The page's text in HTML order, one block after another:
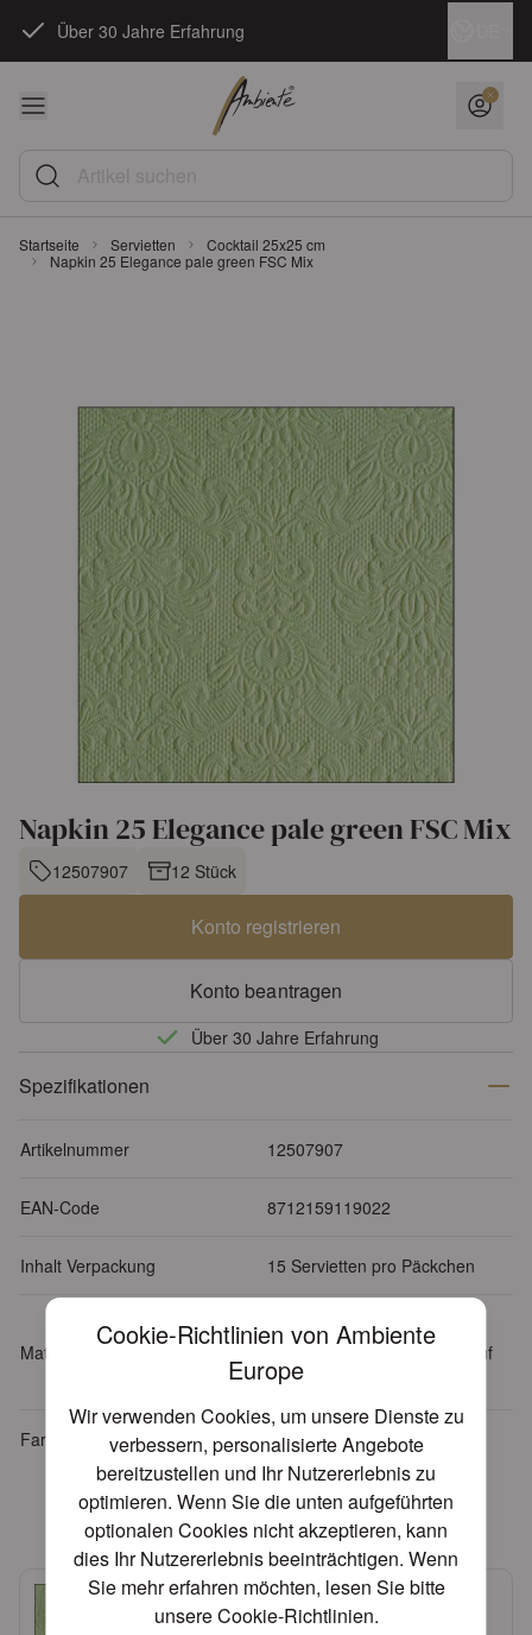
Cookie-Richtlinien von Ambiente
Europe
Wir verwenden Cookies, um unsere Dienste zu
verbessern, personalisierte Angebote
bereitzustellen und Ihr Nutzererlebnis zu
optimieren. Wenn Sie die unten aufgeführten
optionalen Cookies nicht akzeptieren, kann
dies Ihr Nutzererlebnis beeinträchtigen. Wenn
Sie mehr erfahren möchten, lesen Sie bitte
unsereCookie-Richtlinien.
Über 30 Jahre Erfahrung
Artikel suchen
Startseite Servietten
Cocktail 25x25 cm
Napkin 25 Elegance pale green FSC Mix
Napkin 25 Elegance pale green FSC Mix
12507907 12 Stück
Konto registrieren
Konto beantragen
Über 30 Jahre Erfahrung
Spezifikationen
Artikelnummer 12507907
EAN-Code 8712159119022
Inhalt Verpackung 15 Servietten pro Päckchen
Material
Tissue: 3-lagig, 100% FSC,
chlorfrei gebleicht, Farben auf
Wasserbasis
Farbe Grün
Verwandte Produkte